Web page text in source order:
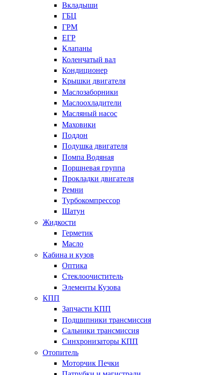
Вкладыши
ГБЦ
ГРМ
ЕГР
Клапаны
Коленчатый вал
Кондиционер
Крышки двигателя
Маслозаборники
Маслоохладители
Масляный насос
Маховики
Поддон
Подушка двигателя
Помпа Водяная
Поршневая группа
Прокладки двигателя
Ремни
Турбокомпрессор
Шатун
Жидкости
Герметик
Масло
Кабина и кузов
Оптика
Стеклоочиститель
Элементы Кузова
КПП
Запчасти КПП
Подшипники трансмиссия
Сальники трансмиссия
Синхронизаторы КПП
Отопитель
Моторчик Печки